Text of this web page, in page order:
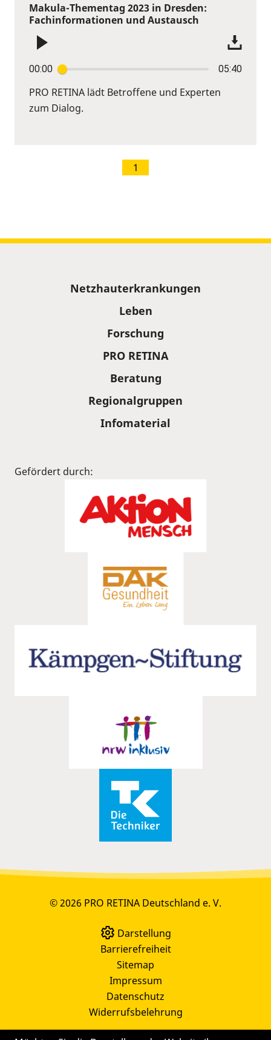
Makula-Thementag 2023 in Dresden:
Fachinformationen und Austausch
00:00 05:40
PRO RETINA lädt Betroffene und Experten
zum Dialog.
1
Netzhauterkrankungen
Leben
Forschung
PRO RETINA
Beratung
Regionalgruppen
Infomaterial
Gefördert durch:
© 2026 PRO RETINA Deutschland e. V.
Darstellung
Barrierefreiheit
Sitemap
Impressum
Datenschutz
Widerrufsbelehrung